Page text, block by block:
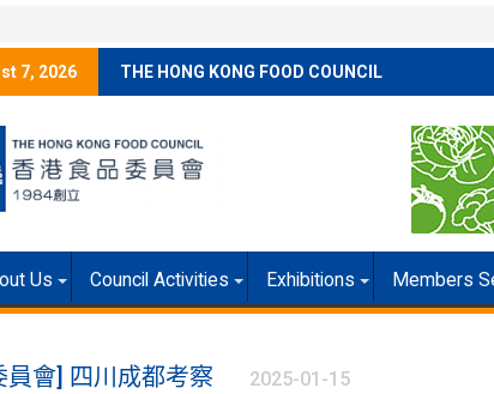
7, 2026 THE HONG KONG FOOD COUNCIL
Us Council Activities Exhibitions Members
員會] 四川成都考察 2025-01-15